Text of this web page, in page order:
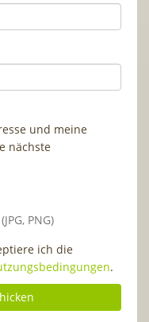
und meine
nächste
PNG)
ich die
.